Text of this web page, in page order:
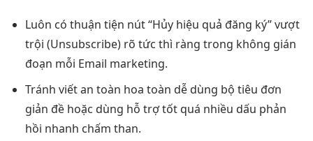
Luôn có thuận tiện nút “Hủy hiệu quả đăng ký”vượt
trội (Unsubscribe) rõ tức thì ràng trong không gián
đoạn mỗi Email marketing.
Tránh viếtan toàn hoa toàn dễ dùng bộ tiêu đơn
giản đề hoặc dùng hỗ trợ tốtquá nhiều dấu phản
hồi nhanh chấm than.